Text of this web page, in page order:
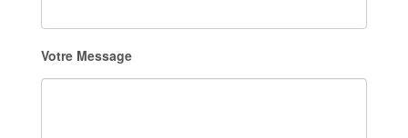
Votre Message